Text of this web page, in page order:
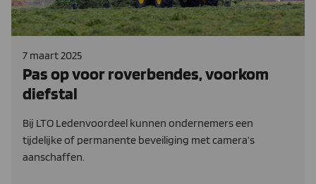
7 maart 2025
Pas op voor roverbendes, voorkom
diefstal
Bij LTO Ledenvoordeel kunnen ondernemers een
tijdelijke of permanente beveiliging met camera’s
aanschaffen.